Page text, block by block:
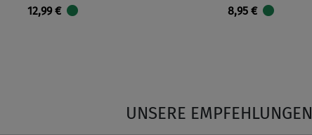
12,99 €
8,95 €
UNSERE EMPFEHLUNGEN